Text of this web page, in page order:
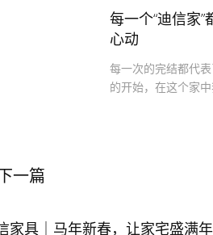
每一个“迪信家”
心动
每一次的完结都代
的开始，在这个家
一篇
家具｜马年新春，让家宅盛满